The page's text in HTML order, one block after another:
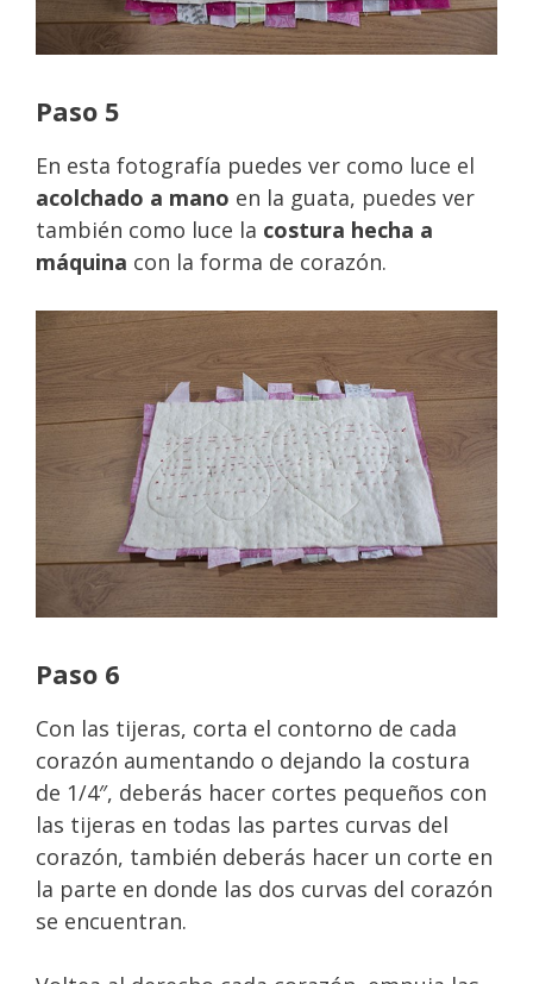
Paso 5
En esta fotografía puedes ver como luce el
acolchado a mano en la guata, puedes ver
también como luce la costura hecha a
máquina con la forma de corazón.
Paso 6
Con las tijeras, corta el contorno de cada
corazón aumentando o dejando la costura
de 1/4″, deberás hacer cortes pequeños con
las tijeras en todas las partes curvas del
corazón, también deberás hacer un corte en
la parte en donde las dos curvas del corazón
se encuentran.